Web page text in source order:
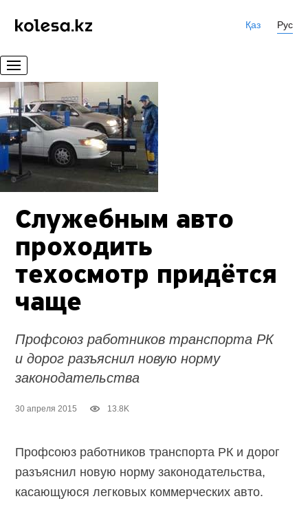
Қаз Рус
Служебным авто
проходить
техосмотр придётся
чаще
Профсоюз работников транспорта РК
и дорог разъяснил новую норму
законодательства
30 апреля 2015 13.8K
Профсоюз работников транспорта РК и дорог
разъяснил новую норму законодательства,
касающуюся легковых коммерческих авто.